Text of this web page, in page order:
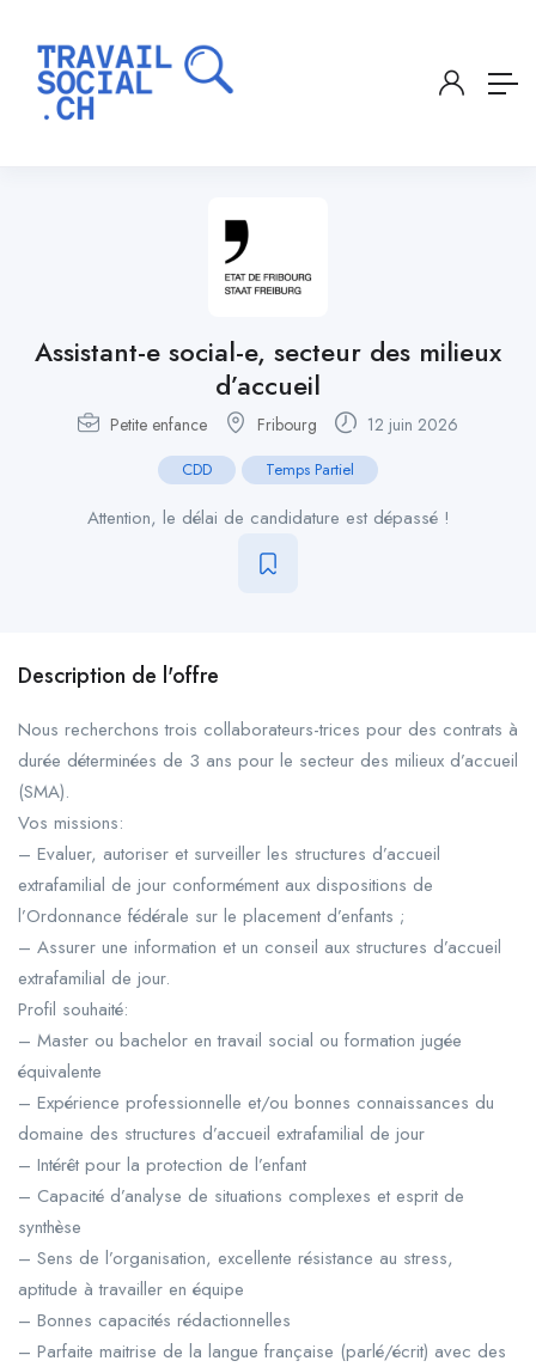
Assistant-e social-e, secteur des milieux
d’accueil
Petite enfance Fribourg 12 juin 2026
CDD Temps Partiel
Attention, le délai de candidature est dépassé !
Description de l'offre
Nous recherchons trois collaborateurs-trices pour des contrats à
durée déterminées de 3 ans pour le secteur des milieux d’accueil
(SMA).
Vos missions:
– Evaluer, autoriser et surveiller les structures d’accueil
extrafamilial de jour conformément aux dispositions de
l’Ordonnance fédérale sur le placement d’enfants ;
– Assurer une information et un conseil aux structures d’accueil
extrafamilial de jour.
Profil souhaité:
– Master ou bachelor en travail social ou formation jugée
équivalente
– Expérience professionnelle et/ou bonnes connaissances du
domaine des structures d’accueil extrafamilial de jour
– Intérêt pour la protection de l’enfant
– Capacité d’analyse de situations complexes et esprit de
synthèse
– Sens de l’organisation, excellente résistance au stress,
aptitude à travailler en équipe
– Bonnes capacités rédactionnelles
– Parfaite maitrise de la langue française (parlé/écrit) avec des